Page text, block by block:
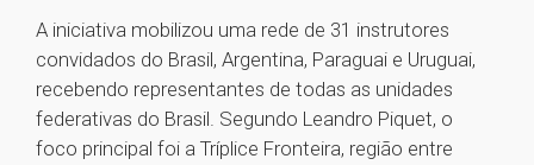
A iniciativa mobilizou uma rede de 31 instrutores
convidados do Brasil, Argentina, Paraguai e Uruguai,
recebendo representantes de todas as unidades
federativas do Brasil. Segundo Leandro Piquet, o
foco principal foi a Tríplice Fronteira, região entre